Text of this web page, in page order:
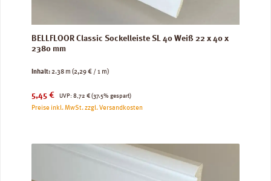
BELLFLOOR Classic Sockelleiste SL 40 Weiß 22 x 40 x
2380 mm
Inhalt:2.38 m (2,29 € / 1 m)
Verkaufspreis:
5,45 € UVP:
Regulärer Preis:
8,72 € (37.5% gespart)
Preise inkl. MwSt. zzgl. Versandkosten